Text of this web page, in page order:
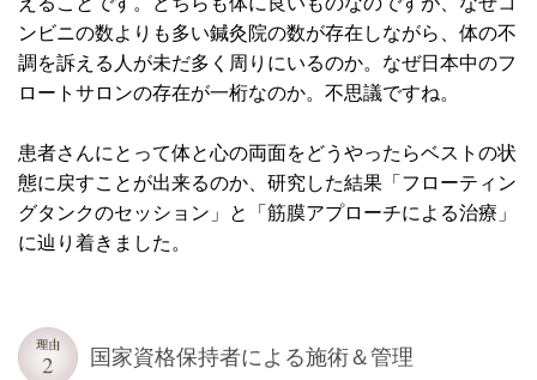
ンビニの数よりも多い鍼灸院の数が存在しながら、体の不
調を訴える人が未だ多く周りにいるのか。なぜ日本中のフ
ロートサロンの存在が一桁なのか。不思議ですね。
患者さんにとって体と心の両面をどうやったらベストの状
態に戻すことが出来るのか、研究した結果「フローティン
グタンクのセッション」と「筋膜アプローチによる治療」
に辿り着きました。
国家資格保持者による施術＆管理